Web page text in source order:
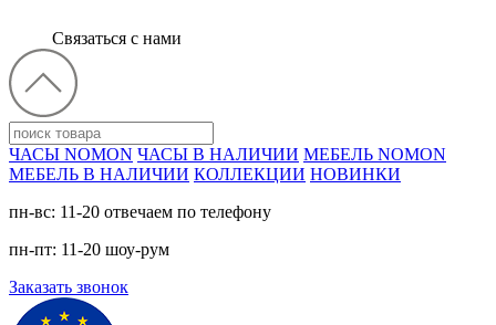
Связаться с нами
ЧАСЫ NOMON ЧАСЫ В НАЛИЧИИ МЕБЕЛЬ NOMON
МЕБЕЛЬ В НАЛИЧИИ КОЛЛЕКЦИИ НОВИНКИ
пн-вс: 11-20 отвечаем по телефону
пн-пт: 11-20 шоу-рум
Заказать звонок